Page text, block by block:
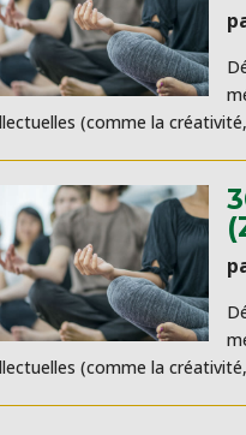
(comme la
(comme la